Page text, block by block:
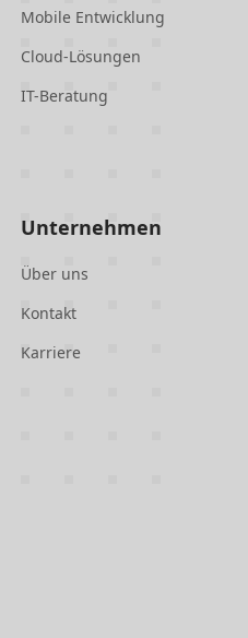
Mobile Entwicklung
Cloud-Lösungen
IT-Beratung
Unternehmen
Über uns
Kontakt
Karriere